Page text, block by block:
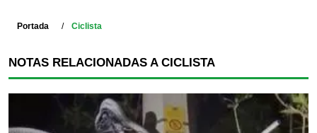
Portada Ciclista
NOTAS RELACIONADAS A CICLISTA